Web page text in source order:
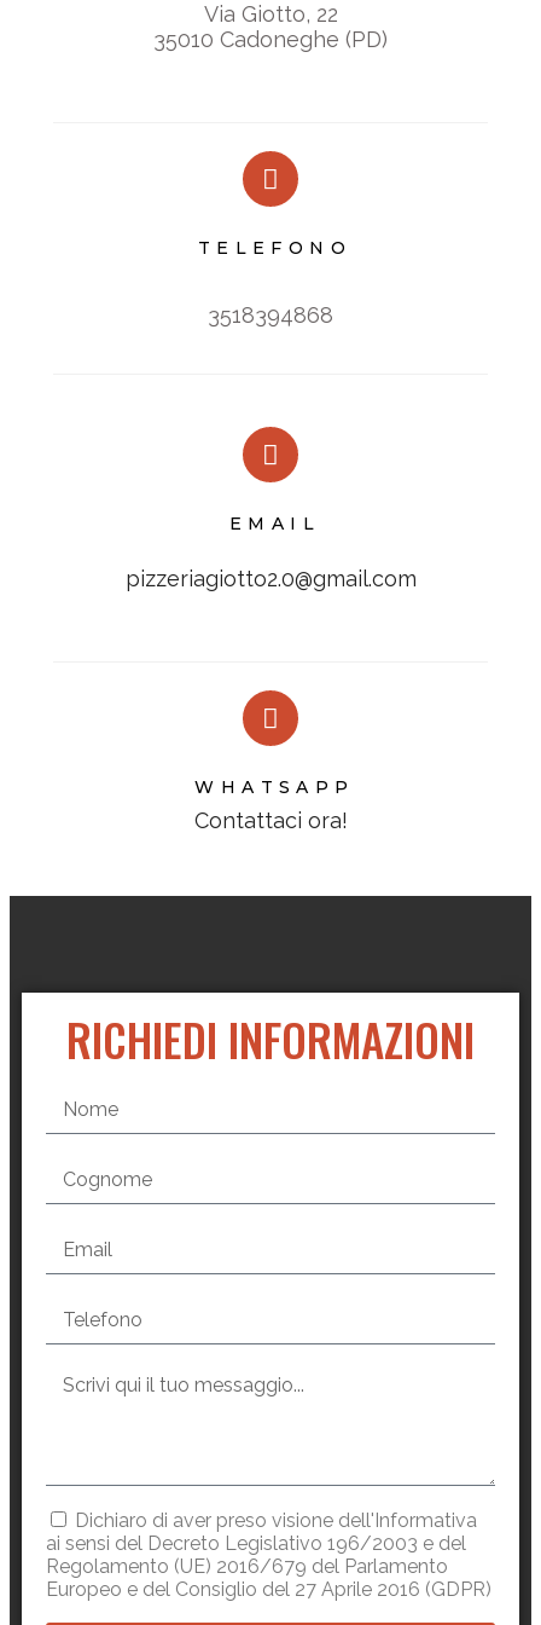
Via Giotto, 22
35010 Cadoneghe (PD)
TELEFONO
3518394868
EMAIL
pizzeriagiotto2.0@gmail.com
WHATSAPP
Contattaci ora!
RICHIEDI INFORMAZIONI
Dichiaro di aver preso visione dell'Informativa
ai sensi del Decreto Legislativo 196/2003 e del
Regolamento (UE) 2016/679 del Parlamento
Europeo e del Consiglio del 27 Aprile 2016 (GDPR)